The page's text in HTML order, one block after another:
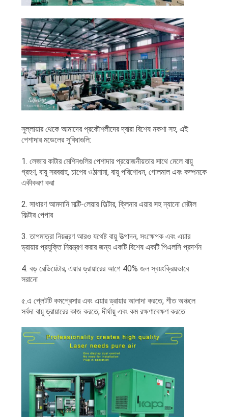
PRIVACY
POLICY
সুল্লায়ার থেকে আমাদের প্রকৌশলীদের দ্বারা বিশেষ নকশা সহ, এই
পেশাদার মডেলের সুবিধাগুলি:
1. লেজার কাটার মেশিনগুলির পেশাদার প্রয়োজনীয়তার সাথে মেলে বায়ু
গ্রহণ, বায়ু সরবরাহ, চাপের ওঠানামা, বায়ু পরিশোধন, গোলমাল এবং কম্পনকে
একীকরণ করা
2. সাধারণ আমদানি মাল্টি-লেয়ার ফিল্টার, ক্লিনার এয়ার সহ ন্যানো মেটাল
ফিল্টার পেপার
3. তাপমাত্রা নিয়ন্ত্রণ আরও যথেষ্ট বায়ু উত্পাদন, সংক্ষেপক এবং এয়ার
ড্রায়ার প্রযুক্তি নিয়ন্ত্রণ করার জন্য একটি বিশেষ একটি পিএলসি প্রদর্শন
4. বড় রেডিয়েটার, এয়ার ড্রায়ারের আগে 40% জল স্বয়ংক্রিয়ভাবে
সরানো
৫.এ প্লেটটি কমপ্রেসার এবং এয়ার ড্রায়ার আলাদা করতে, শীত অঞ্চলে
সর্বদা বায়ু ড্রায়ারের কাজ করতে, দীর্ঘায়ু এবং কম রক্ষণাবেক্ষণ করতে